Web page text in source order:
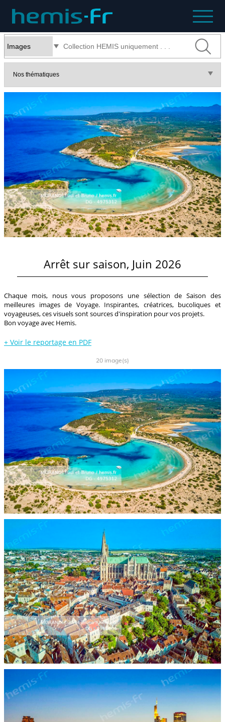
Arrêt sur saison, Juin 2026
Chaque mois, nous vous proposons une sélection de Saison des
meilleures images de Voyage. Inspirantes, créatrices, bucoliques et
voyageuses, ces visuels sont sources d'inspiration pour vos projets.
Bon voyage avec Hemis.
+ Voir le reportage en PDF
20 image(s)